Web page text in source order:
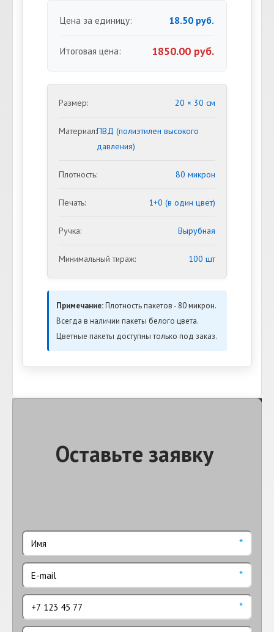
Цена за единицу: 18.50 руб.
Итоговая цена: 1850.00 руб.
Размер: 20 × 30 см
Материал:ПВД (полиэтилен высокого
давления)
Плотность: 80 микрон
Печать: 1+0 (в один цвет)
Ручка: Вырубная
Минимальный тираж: 100 шт
Примечание:Плотность пакетов - 80 микрон.
Всегда в наличии пакеты белого цвета.
Цветные пакеты доступны только под заказ.
Оставьте заявку
*
*
*